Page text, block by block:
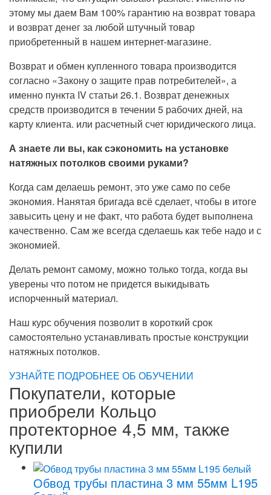
этому мы даем Вам 100% гарантию на возврат товара
и возврат денег за любой штучный товар
приобретенный в нашем интернет-магазине.
Возврат и обмен купленного товара производится
согласно «Закону о защите прав потребителей», а
именно пункта IV статьи 26.1. Возврат денежных
средств производится в течении 5 рабочих дней, на
карту клиента. или расчетный счет юридического лица.
А знаете ли вы, как сэкономить на установке
натяжных потолков своими руками?
Когда сам делаешь ремонт, это уже само по себе
экономия. Нанятая бригада всё сделает, чтобы в итоге
завысить цену и не факт, что работа будет выполнена
качественно. Сам же всегда сделаешь как тебе надо и с
экономией.
Делать ремонт самому, можно только тогда, когда вы
уверены что потом не придется выкидывать
испорченный материал.
Наш курс обучения позволит в короткий срок
самостоятельно устанавливать простые конструкции
натяжных потолков.
УЗНАЙТЕ ПОДРОБНЕЕ ОБ ОБУЧЕНИИ
Покупатели, которые
приобрели Кольцо
протекторное 4,5 мм, также
купили
Обвод трубы пластина 3 мм 55мм L195